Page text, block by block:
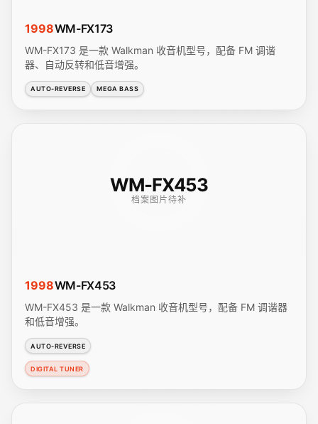
1998WM-FX173
WM-FX173 是一款 Walkman 收音机型号，配备 FM 调谐
器、自动反转和低音增强。
AUTO-REVERSE MEGA BASS
WM-FX453
档案图片待补
1998WM-FX453
WM-FX453 是一款 Walkman 收音机型号，配备 FM 调谐器
和低音增强。
AUTO-REVERSE
DIGITAL TUNER